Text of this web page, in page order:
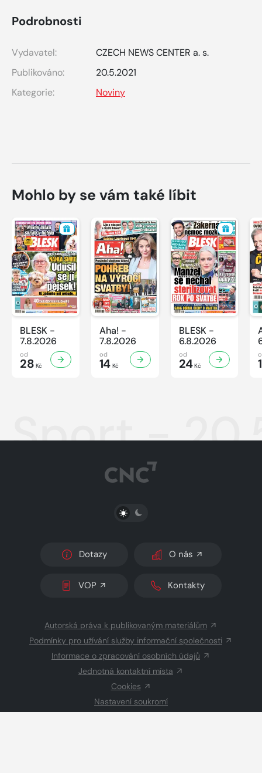
Podrobnosti
Vydavatel:
CZECH NEWS CENTER a. s.
Publikováno:
20.5.2021
Kategorie:
Noviny
Mohlo by se vám také líbit
BLESK -
7.8.2026
od
28 Kč
Aha! -
7.8.2026
od
14Kč
BLESK -
6.8.2026
od
24Kč
Sport -
PŘEPNOUT SVĚTLÝ/TMAVÝ REŽIM
Dotazy O nás
VOP Kontakty
Autorská práva k publikovaným materiálům
Podmínky pro užívání služby informační společnosti
Informace o zpracování osobních údajů
Jednotná kontaktní místa
Cookies
Nastavení soukromí